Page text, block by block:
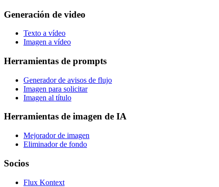
Generación de video
Texto a vídeo
Imagen a vídeo
Herramientas de prompts
Generador de avisos de flujo
Imagen para solicitar
Imagen al título
Herramientas de imagen de IA
Mejorador de imagen
Eliminador de fondo
Socios
Flux Kontext